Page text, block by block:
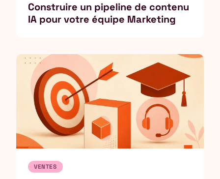
Construire un pipeline de contenu
IA pour votre équipe Marketing
VENTES